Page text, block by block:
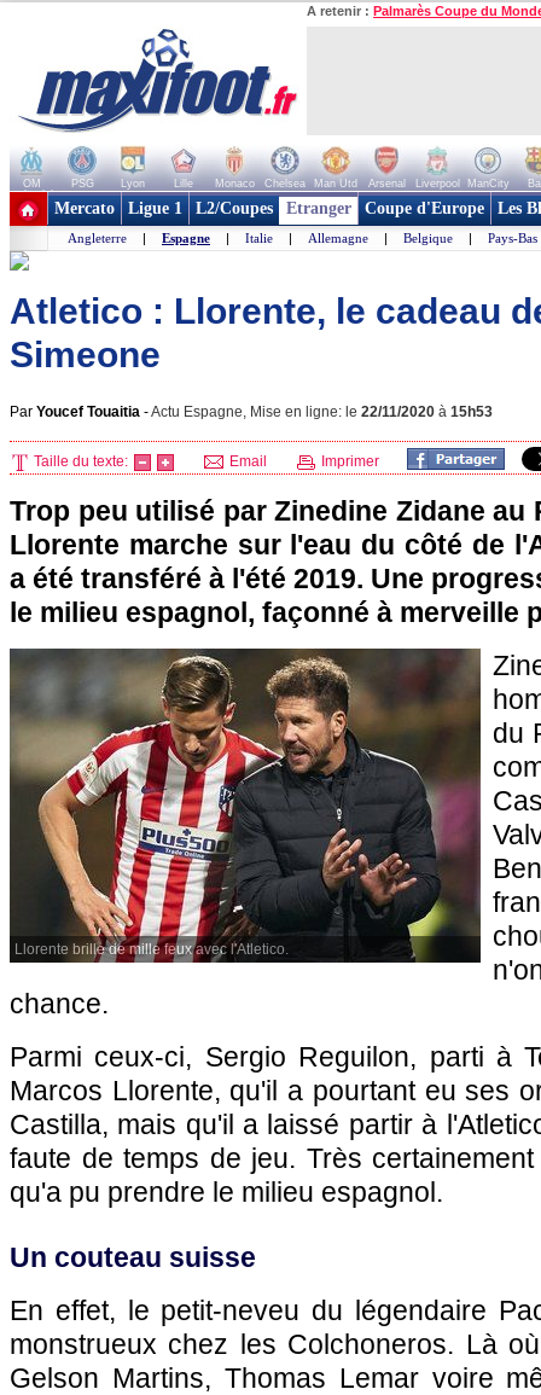
A retenir : Palmarès Coupe du
OM PSG Lyon Lille Monaco Chelsea Man Utd Arsenal Liverpool ManCity
+ de clubs
Mercato Ligue 1 L2/Coupes Etranger Coupe d'Europe Les
Angleterre | Espagne | Italie | Allemagne | Belgique | Pays-Bas
Atletico : Llorente, le cadeau
Simeone
Par Youcef Touaitia -Actu Espagne, Mise en ligne: le 22/11/2020 à 15h53
Taille du texte: Email Imprimer
Trop peu utilisé par Zinedine Zidane au
Llorente marche sur l'eau du côté de
a été transféré à l'été 2019. Une
le milieu espagnol, façonné à merveille
Llorente brille de mille feux avec l'Atletico.
du
chance.
Parmi ceux-ci, Sergio Reguilon, parti à
Marcos Llorente, qu'il a pourtant eu ses
Castilla, mais qu'il a laissé partir à
faute de temps de jeu. Très
qu'a pu prendre le milieu espagnol.
Un couteau suisse
En effet, le petit-neveu du légendaire
monstrueux chez les Colchoneros. Là
Gelson Martins, Thomas Lemar voire